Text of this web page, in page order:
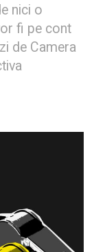
nici o
fi pe cont
de Camera